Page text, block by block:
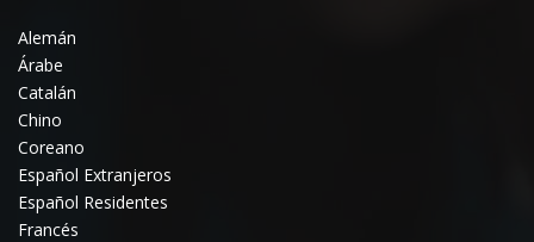
Alemán
Árabe
Catalán
Chino
Coreano
Español Extranjeros
Español Residentes
Francés